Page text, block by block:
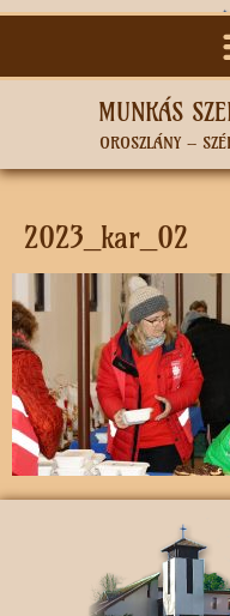
MUNKÁS
OROSZLÁNY –
2023_kar_02